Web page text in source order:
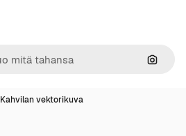
Hae
Kahvilan vektorikuva